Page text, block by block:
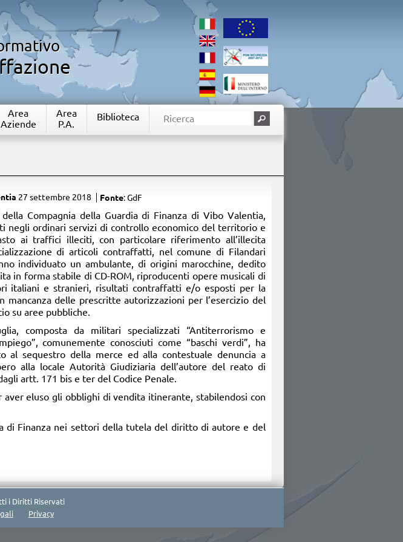
Area
Aziende
Area
P.A.
Biblioteca
27 settembre 2018 Fonte: GdF
Compagnia della Guardia di Finanza di Vibo Valentia,
negli ordinari servizi di controllo economico del territorio e
ai traffici illeciti, con particolare riferimento all’illecita
di articoli contraffatti, nel comune di Filandari
individuato un ambulante, di origini marocchine, dedito
in forma stabile di CD-ROM, riproducenti opere musicali di
italiani e stranieri, risultati contraffatti e/o esposti per la
mancanza delle prescritte autorizzazioni per l’esercizio del
su aree pubbliche.
composta da militari specializzati “Antiterrorismo e
comunemente conosciuti come “baschi verdi”, ha
al sequestro della merce ed alla contestuale denuncia a
alla locale Autorità Giudiziaria dell’autore del reato di
artt. 171 bis e ter del Codice Penale.
eluso gli obblighi di vendita itinerante, stabilendosi con
di Finanza nei settori della tutela del diritto di autore e del
i Diritti Riservati
Privacy